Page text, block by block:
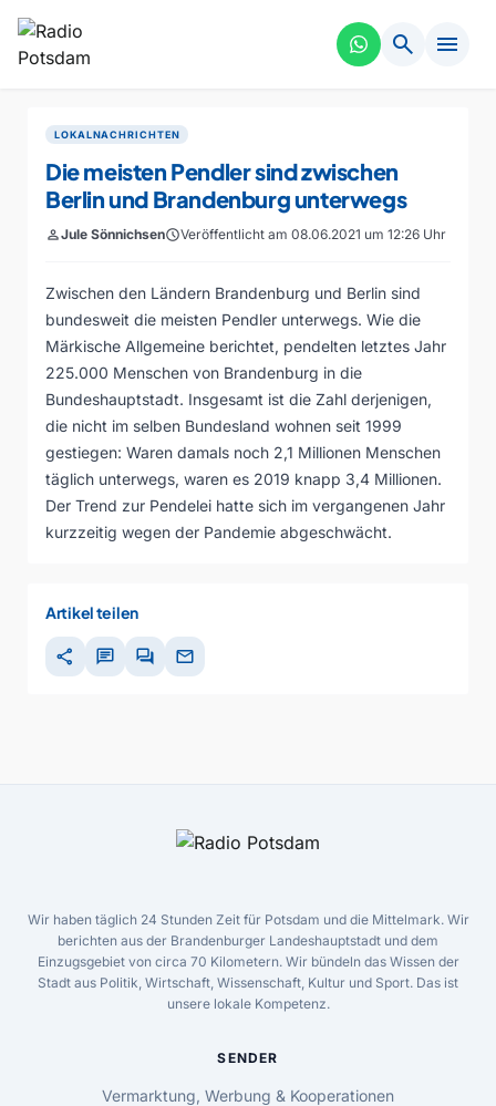
search menu
LOKALNACHRICHTEN
Die meisten Pendler sind zwischen
Berlin und Brandenburg unterwegs
personJule SönnichsenscheduleVeröffentlicht am 08.06.2021 um 12:26 Uhr
Zwischen den Ländern Brandenburg und Berlin sind
bundesweit die meisten Pendler unterwegs. Wie die
Märkische Allgemeine berichtet, pendelten letztes Jahr
225.000 Menschen von Brandenburg in die
Bundeshauptstadt. Insgesamt ist die Zahl derjenigen,
die nicht im selben Bundesland wohnen seit 1999
gestiegen: Waren damals noch 2,1 Millionen Menschen
täglich unterwegs, waren es 2019 knapp 3,4 Millionen.
Der Trend zur Pendelei hatte sich im vergangenen Jahr
kurzzeitig wegen der Pandemie abgeschwächt.
Artikel teilen
share chat forum mail
Wir haben täglich 24 Stunden Zeit für Potsdam und die Mittelmark. Wir
berichten aus der Brandenburger Landeshauptstadt und dem
Einzugsgebiet von circa 70 Kilometern. Wir bündeln das Wissen der
Stadt aus Politik, Wirtschaft, Wissenschaft, Kultur und Sport. Das ist
unsere lokale Kompetenz.
SENDER
Vermarktung, Werbung & Kooperationen